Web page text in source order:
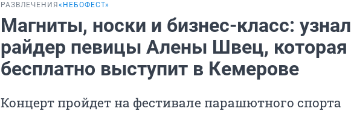
РАЗВЛЕЧЕНИЯ «НЕБОФЕСТ»
Магниты, носки и бизнес-класс:
райдер певицы Алены Швец, которая
бесплатно выступит в Кемерове
Концерт пройдет на фестивале парашютного спорта